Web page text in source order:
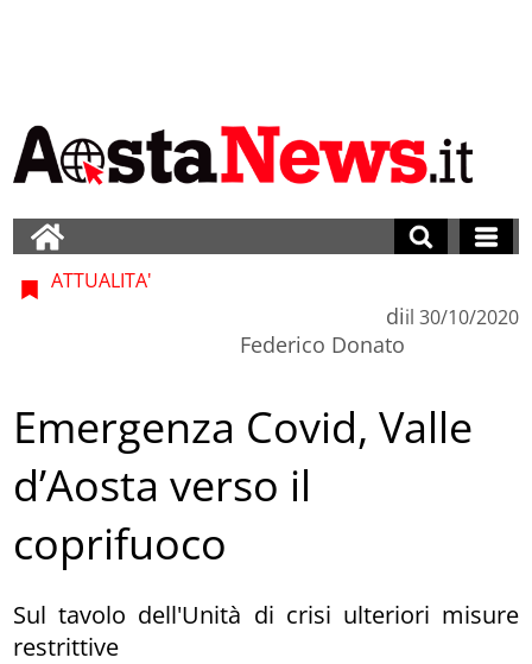
ATTUALITA'
di
Federico Donato
il 30/10/2020
Emergenza Covid, Valle
d’Aosta verso il
coprifuoco
Sul tavolo dell'Unità di crisi ulteriori misure
restrittive